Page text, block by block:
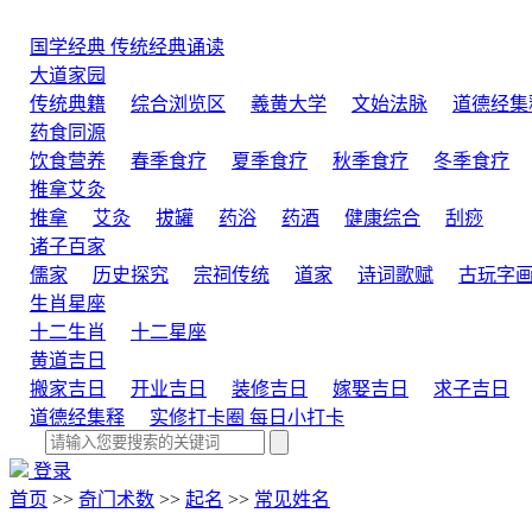
国学经典 传统经典诵读
大道家园
传统典籍
综合浏览区 羲黄大学 文始法脉
道德经集
药食同源
饮食营养
春季食疗 夏季食疗 秋季食疗 冬季食疗
推拿艾灸
推拿
艾灸 拔罐 药浴 药酒 健康综合
刮痧
诸子百家
儒家
历史探究 宗祠传统 道家 诗词歌赋 古玩字画
生肖星座
十二生肖
十二星座
黄道吉日
搬家吉日
开业吉日 装修吉日 嫁娶吉日
求子吉日
道德经集释
实修打卡圈 每日小打卡
登录
首页 >> 奇门术数 >> 起名 >> 常见姓名